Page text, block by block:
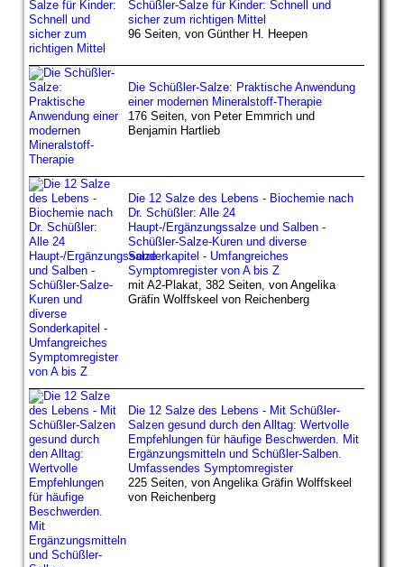
Schüßler-Salze für Kinder: Schnell und
sicher zum richtigen Mittel
96 Seiten, von Günther H. Heepen
Die Schüßler-Salze: Praktische Anwendung
einer modernen Mineralstoff-Therapie
176 Seiten, von Peter Emmrich und
Benjamin Hartlieb
Die 12 Salze des Lebens - Biochemie nach
Dr. Schüßler: Alle 24
Haupt-/Ergänzungssalze und Salben -
Schüßler-Salze-Kuren und diverse
Sonderkapitel - Umfangreiches
Symptomregister von A bis Z
mit A2-Plakat, 382 Seiten, von Angelika
Gräfin Wolffskeel von Reichenberg
Die 12 Salze des Lebens - Mit Schüßler-
Salzen gesund durch den Alltag: Wertvolle
Empfehlungen für häufige Beschwerden. Mit
Ergänzungsmitteln und Schüßler-Salben.
Umfassendes Symptomregister
225 Seiten, von Angelika Gräfin Wolffskeel
von Reichenberg